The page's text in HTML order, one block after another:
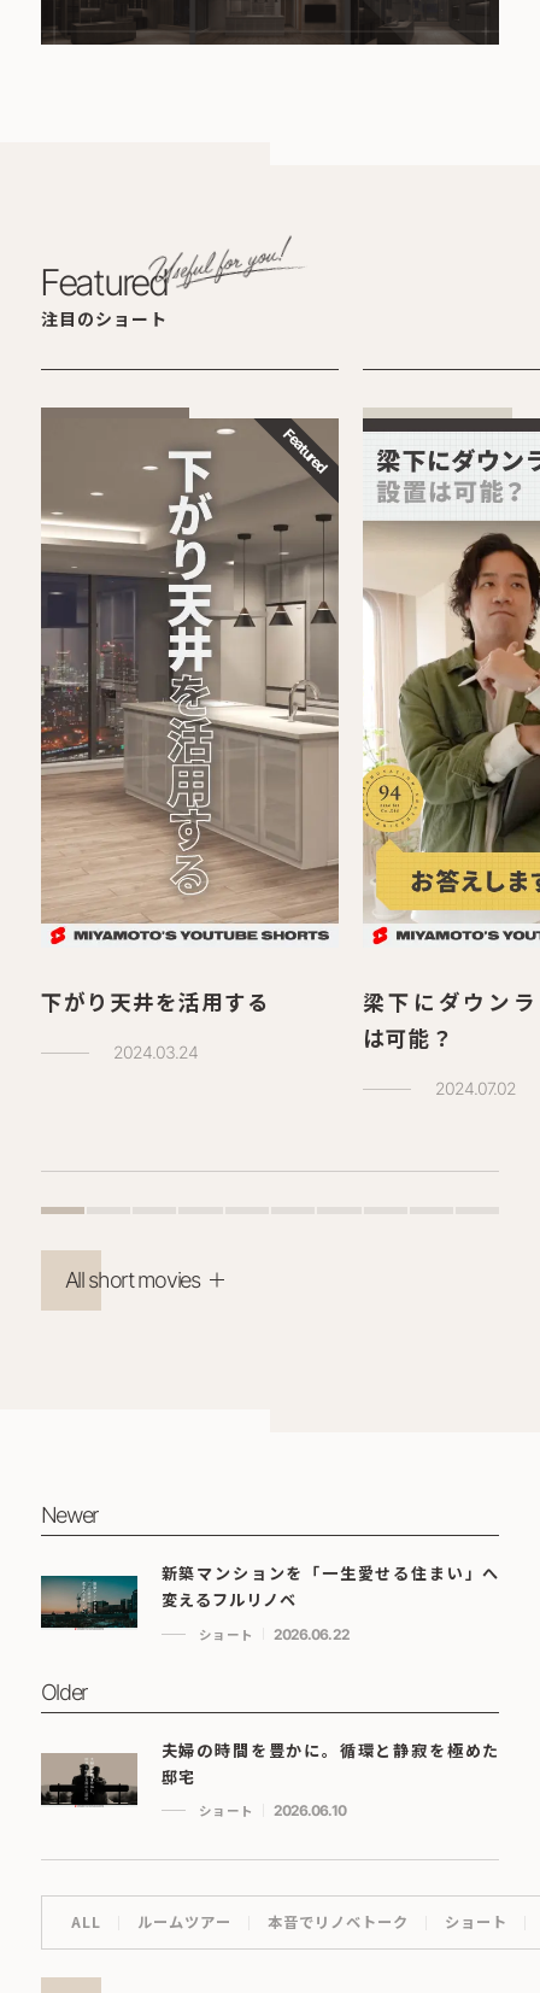
Featured
注目のショート
下がり天井を活用する
2024.03.24
梁下にダウン
は可能？
2024.07.02
All short movies
Newer
新築マンションを「一生愛せる住まい」へ
変えるフルリノベ
ショート 2026.06.22
Older
夫婦の時間を豊かに。循環と静寂を極めた
邸宅
ショート 2026.06.10
ALL ルームツアー 本音でリノベトーク ショート